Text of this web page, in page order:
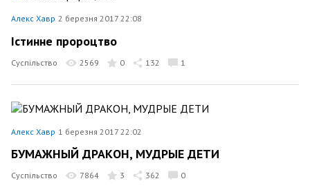
Алекс Хавр 2 березня 2017 22:08
Істинне пророцтво
Суспільство 2569 0 132 1
Алекс Хавр 1 березня 2017 22:02
БУМАЖНЫЙ ДРАКОН, МУДРЫЕ ДЕТИ
Суспільство 7864 3 362 0